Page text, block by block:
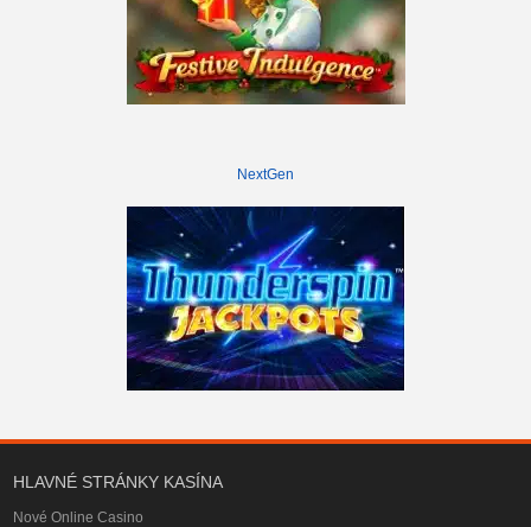
NextGen
HLAVNÉ STRÁNKY KASÍNA
Nové Online Casino